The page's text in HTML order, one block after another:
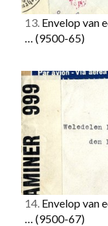
13. Envelop van
… (9500-65)
14. Envelop van
… (9500-67)